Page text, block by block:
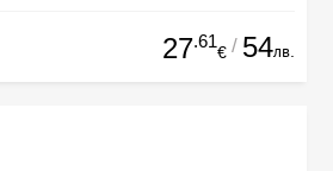
27.61
€ / 54лв.